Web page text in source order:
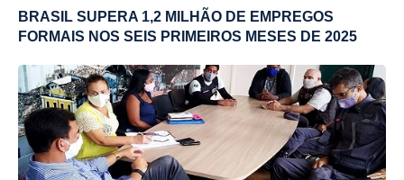
BRASIL SUPERA 1,2 MILHÃO DE EMPREGOS
FORMAIS NOS SEIS PRIMEIROS MESES DE 2025